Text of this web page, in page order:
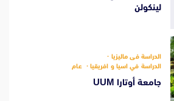
لينكولن
الدراسة فى ماليزيا
الدراسة في اسيا و افريقيا
عام
جامعة أوتارا UUM